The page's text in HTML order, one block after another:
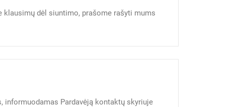
dėl siuntimo, prašome rašyti mums
informuodamas Pardavėją kontaktų skyriuje